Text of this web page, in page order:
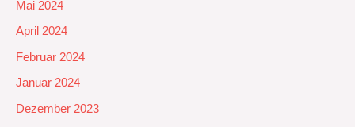
Mai 2024
April 2024
Februar 2024
Januar 2024
Dezember 2023